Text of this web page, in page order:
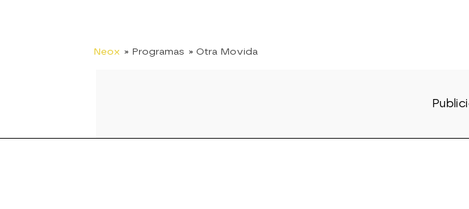
Neox » Programas » Otra Movida